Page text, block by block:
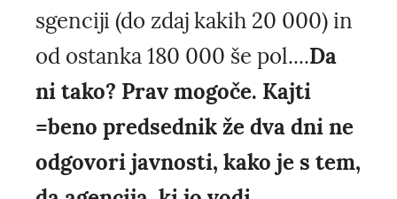
sgenciji (do zdaj kakih 20 000) in
od ostanka 180 000 še pol....Da
ni tako? Prav mogoče. Kajti
=beno predsednik že dva dni ne
odgovori javnosti, kako je s tem,